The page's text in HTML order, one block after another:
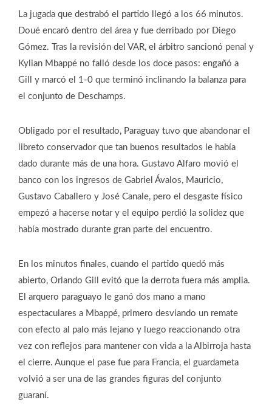
La jugada que destrabó el partido llegó a los 66 minutos.
Doué encaró dentro del área y fue derribado por Diego
Gómez. Tras la revisión del VAR, el árbitro sancionó penal y
Kylian Mbappé no falló desde los doce pasos: engañó a
Gill y marcó el 1-0 que terminó inclinando la balanza para
el conjunto de Deschamps.
Obligado por el resultado, Paraguay tuvo que abandonar el
libreto conservador que tan buenos resultados le había
dado durante más de una hora. Gustavo Alfaro movió el
banco con los ingresos de Gabriel Ávalos, Mauricio,
Gustavo Caballero y José Canale, pero el desgaste físico
empezó a hacerse notar y el equipo perdió la solidez que
había mostrado durante gran parte del encuentro.
En los minutos finales, cuando el partido quedó más
abierto, Orlando Gill evitó que la derrota fuera más amplia.
El arquero paraguayo le ganó dos mano a mano
espectaculares a Mbappé, primero desviando un remate
con efecto al palo más lejano y luego reaccionando otra
vez con reflejos para mantener con vida a la Albirroja hasta
el cierre. Aunque el pase fue para Francia, el guardameta
volvió a ser una de las grandes figuras del conjunto
guaraní.